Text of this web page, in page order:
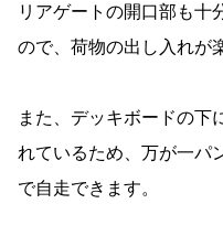
リアゲートの開口部も十
ので、荷物の出し入れが
また、デッキボードの下
れているため、万が一パ
で自走できます。